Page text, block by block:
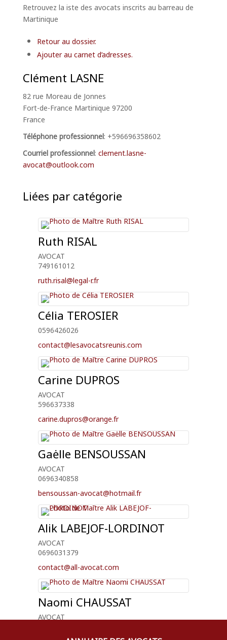
Retrouvez la iste des avocats inscrits au barreau de
Martinique
Retour au dossier.
Ajouter au carnet d’adresses.
Clément LASNE
82 rue Moreau de Jonnes
Fort-de-France Martinique 97200
France
Téléphone professionnel: +596696358602
Courriel professionnel: clement.lasne-
avocat@outlook.com
Liées par catégorie
Ruth RISAL
AVOCAT
749161012
ruth.risal@legal-r.fr
Célia TEROSIER
0596426026
contact@lesavocatsreunis.com
Carine DUPROS
AVOCAT
596637338
carine.dupros@orange.fr
Gaėlle BENSOUSSAN
AVOCAT
0696340858
bensoussan-avocat@hotmail.fr
Alik LABEJOF-LORDINOT
AVOCAT
0696031379
contact@all-avocat.com
Naomi CHAUSSAT
AVOCAT